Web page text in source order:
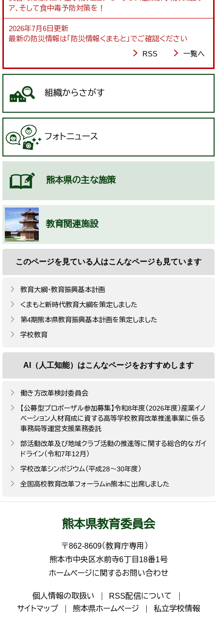
ア、そして食中毒予防対策を！
2026年7月6日更新
最新の防災情報は「防災情報くまもと」でご確認ください
RSS
一覧へ
組織からさがす
フォトニュース
熊本県の主な施策
教育関連施設
このページを見ている人はこんなページも見ています
教育大綱・教育振興基本計画
くまもと新時代教育大綱を策定しました
第4期熊本県教育振興基本計画を策定しました
学校教育
AI（人工知能）はこんなページをおすすめします
働き方改革検討委員会
【公募型プロポーザル参加募集】令和8年度（2026年度）産業イノ
ベーション人材育成に資する高等学校教育改革推進事業に係る
事務局等運営支援業務委託
部活動改革及び地域クラブ活動の推進等に関する総合的なガイ
ドライン（令和7年12月）
学校改革シンポジウム（平成28～30年度）
全国高校教育改革フォーラムin熊本に出席しました
熊本県教育委員会
〒862-8609（教育庁専用）
熊本市中央区水前寺6丁目18番1号
ホームページに関するお問い合わせ
個人情報の取扱い
RSS配信について
サイトマップ
熊本県ホームページ 私立学校情報